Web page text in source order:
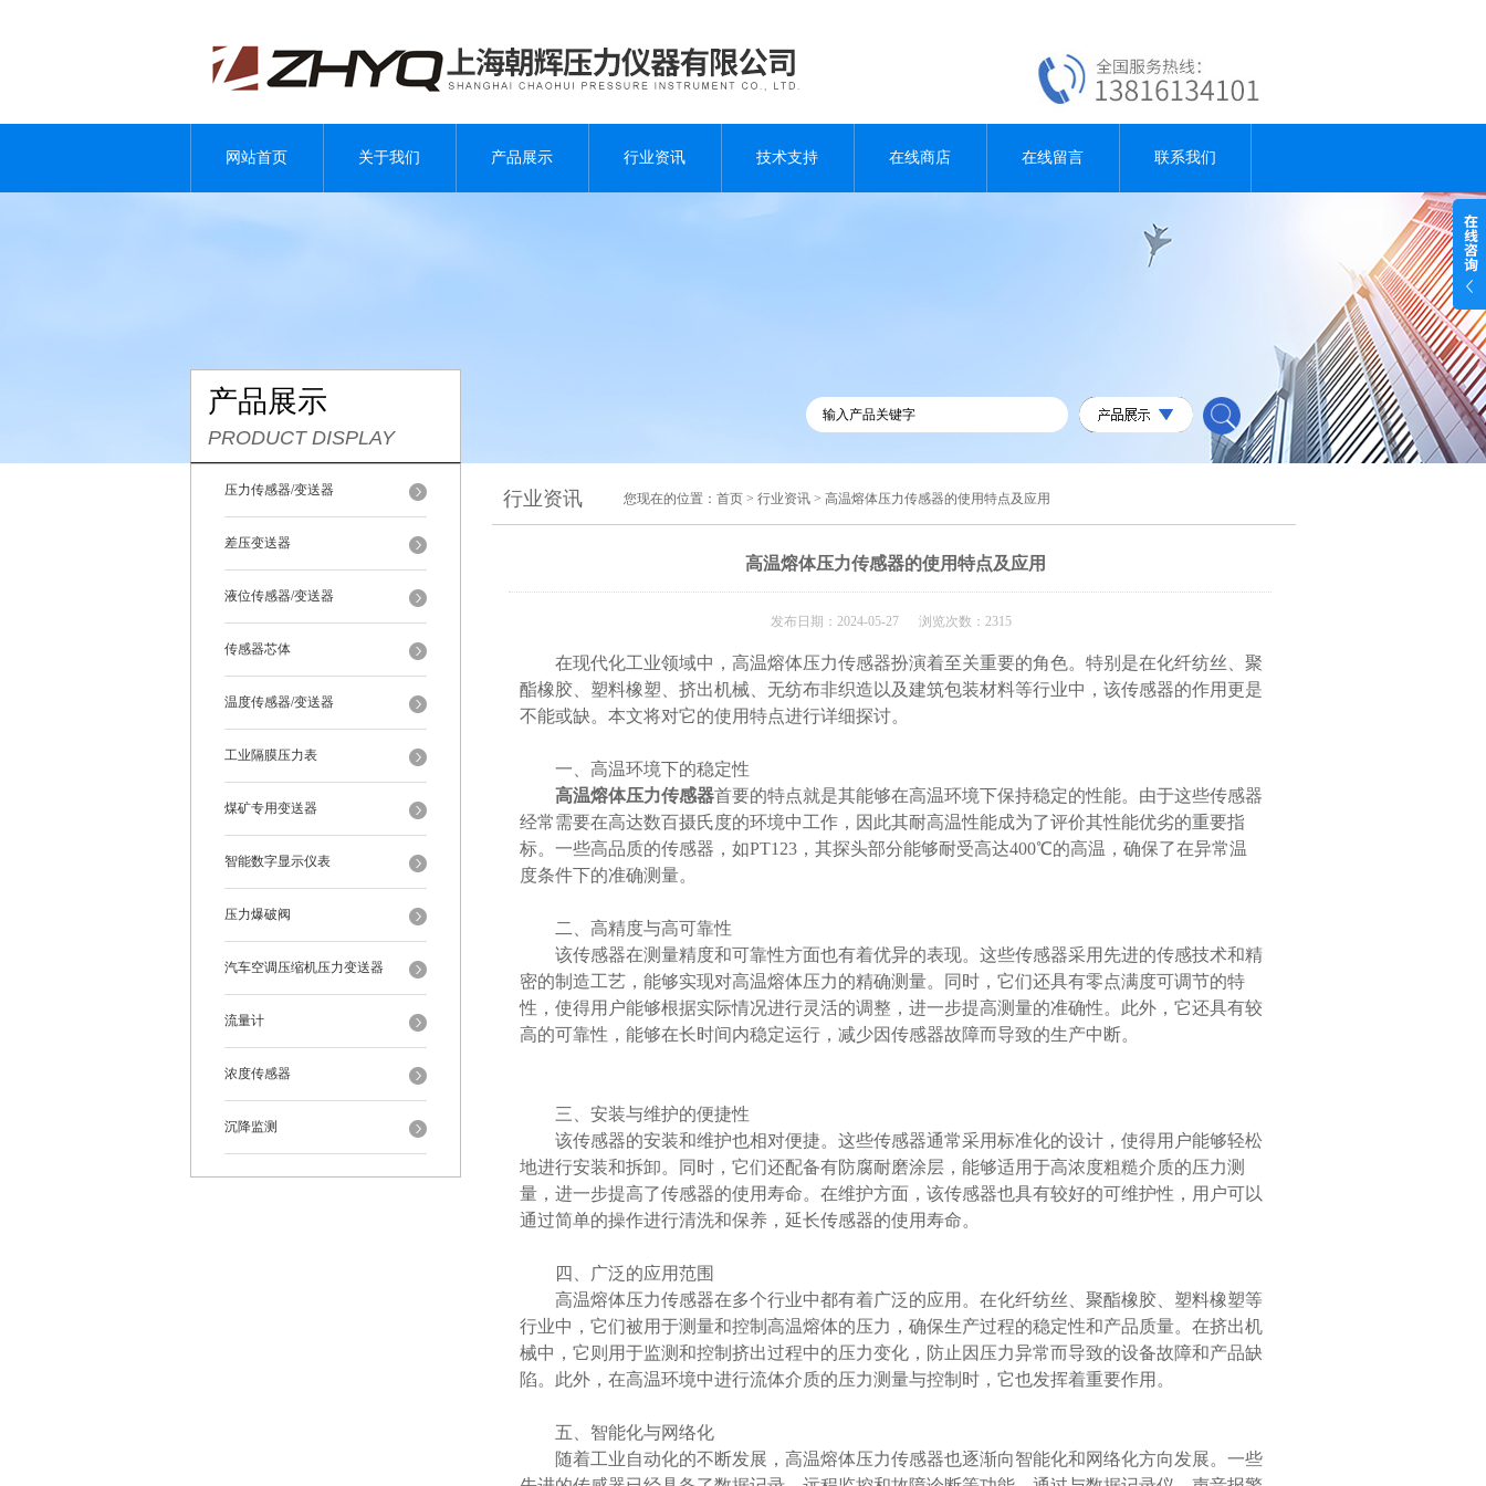
网站首页 关于我们 产品展示 行业资讯 技术支持 在线商店 在线留言 联系我们
产品展示
PRODUCT DISPLAY
压力传感器/变送器
差压变送器
液位传感器/变送器
传感器芯体
温度传感器/变送器
工业隔膜压力表
煤矿专用变送器
智能数字显示仪表
压力爆破阀
汽车空调压缩机压力变送器
流量计
浓度传感器
沉降监测
行业资讯 您现在的位置： 首页 > 行业资讯 > 高温熔体压力传感器的使用特点及应用
高温熔体压力传感器的使用特点及应用
发布日期：2024-05-27 浏览次数：2315
在现代化工业领域中，高温熔体压力传感器扮演着至关重要的角色。特别是在化纤纺丝、聚
酯橡胶、塑料橡塑、挤出机械、无纺布非织造以及建筑包装材料等行业中，该传感器的作用更是
不能或缺。本文将对它的使用特点进行详细探讨。
一、高温环境下的稳定性
高温熔体压力传感器首要的特点就是其能够在高温环境下保持稳定的性能。由于这些传感器
经常需要在高达数百摄氏度的环境中工作，因此其耐高温性能成为了评价其性能优劣的重要指
标。一些高品质的传感器，如PT123，其探头部分能够耐受高达400℃的高温，确保了在异常温
度条件下的准确测量。
二、高精度与高可靠性
该传感器在测量精度和可靠性方面也有着优异的表现。这些传感器采用先进的传感技术和精
密的制造工艺，能够实现对高温熔体压力的精确测量。同时，它们还具有零点满度可调节的特
性，使得用户能够根据实际情况进行灵活的调整，进一步提高测量的准确性。此外，它还具有较
高的可靠性，能够在长时间内稳定运行，减少因传感器故障而导致的生产中断。
三、安装与维护的便捷性
该传感器的安装和维护也相对便捷。这些传感器通常采用标准化的设计，使得用户能够轻松
地进行安装和拆卸。同时，它们还配备有防腐耐磨涂层，能够适用于高浓度粗糙介质的压力测
量，进一步提高了传感器的使用寿命。在维护方面，该传感器也具有较好的可维护性，用户可以
通过简单的操作进行清洗和保养，延长传感器的使用寿命。
四、广泛的应用范围
高温熔体压力传感器在多个行业中都有着广泛的应用。在化纤纺丝、聚酯橡胶、塑料橡塑等
行业中，它们被用于测量和控制高温熔体的压力，确保生产过程的稳定性和产品质量。在挤出机
械中，它则用于监测和控制挤出过程中的压力变化，防止因压力异常而导致的设备故障和产品缺
陷。此外，在高温环境中进行流体介质的压力测量与控制时，它也发挥着重要作用。
五、智能化与网络化
随着工业自动化的不断发展，高温熔体压力传感器也逐渐向智能化和网络化方向发展。一些